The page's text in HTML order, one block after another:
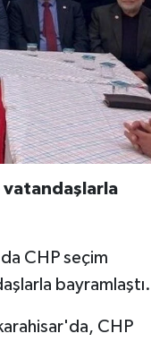
CHP seçim
bayramlaştı.
CHP